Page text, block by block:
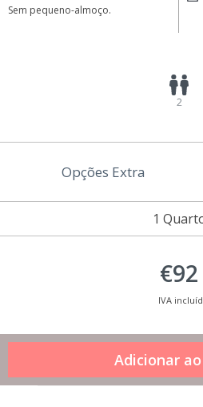
Sem pequeno-almoço.
2
1
Opções Extra
€92
IVA